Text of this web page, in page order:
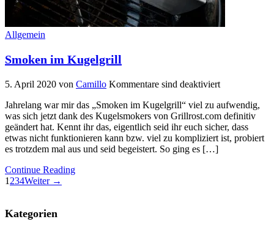
Allgemein
Smoken im Kugelgrill
5. April 2020 von Camillo Kommentare sind deaktiviert
Jahrelang war mir das „Smoken im Kugelgrill“ viel zu aufwendig,
was sich jetzt dank des Kugelsmokers von Grillrost.com definitiv
geändert hat. Kennt ihr das, eigentlich seid ihr euch sicher, dass
etwas nicht funktionieren kann bzw. viel zu kompliziert ist, probiert
es trotzdem mal aus und seid begeistert. So ging es […]
Continue Reading
1 234Weiter →
Kategorien